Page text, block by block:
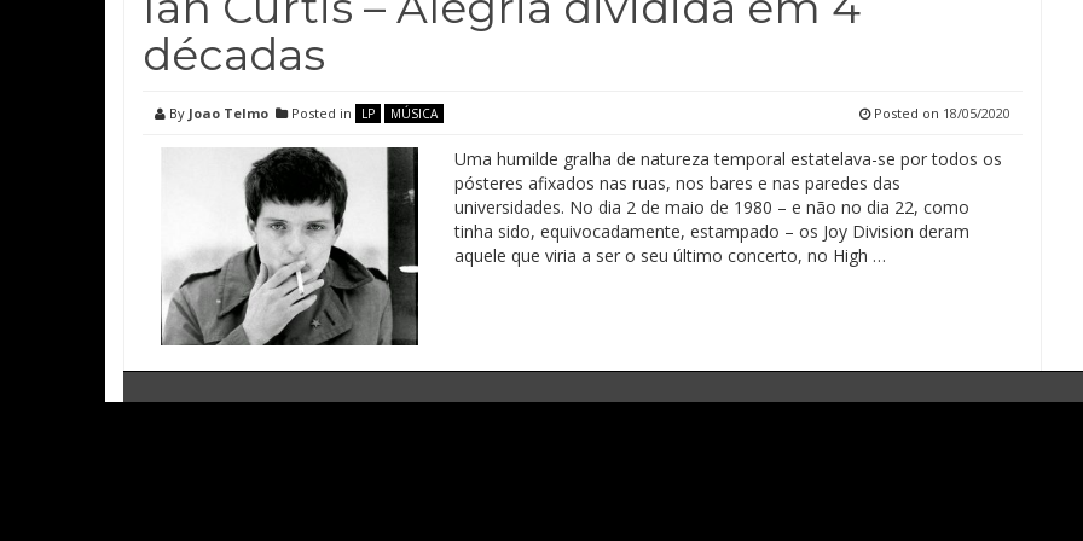
décadas
By Joao Telmo Posted in LP MÚSICA Posted on 18/05/2020
Uma humilde gralha de natureza temporal estatelava-se por todos os
pósteres afixados nas ruas, nos bares e nas paredes das
universidades. No dia 2 de maio de 1980 – e não no dia 22, como
tinha sido, equivocadamente, estampado – os Joy Division deram
aquele que viria a ser o seu último concerto, no High …